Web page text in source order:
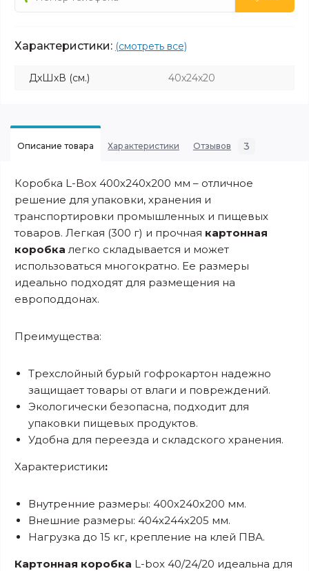
Характеристики: (смотреть все)
ДхШхВ (см.) 40х24х20
Описание товара Характеристики Отзывов 3
Коробка L-Box 400х240х200 мм – отличное
решение для упаковки, хранения и
транспортировки промышленных и пищевых
товаров. Легкая (300 г) и прочная картонная
коробка легко складывается и может
использоваться многократно. Ее размеры
идеально подходят для размещения на
европоддонах.
Преимущества:
Трехслойный бурый гофрокартон надежно
защищает товары от влаги и повреждений.
Экологически безопасна, подходит для
упаковки пищевых продуктов.
Удобна для переезда и складского хранения.
Характеристики:
Внутренние размеры: 400х240х200 мм.
Внешние размеры: 404х244х205 мм.
Нагрузка до 15 кг, крепление на клей ПВА.
Картонная коробка L-box 40/24/20 идеальна для